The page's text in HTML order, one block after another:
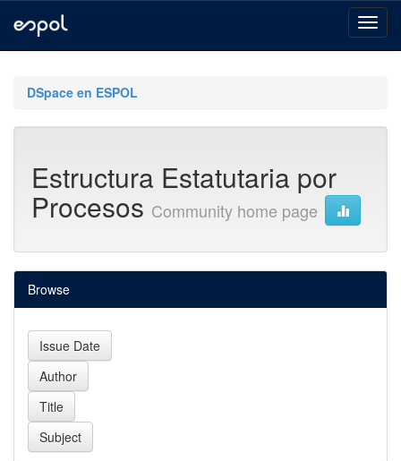
navigationDSpace en ESPOL
Estructura Estatutaria por
Procesos Community home page
Browse